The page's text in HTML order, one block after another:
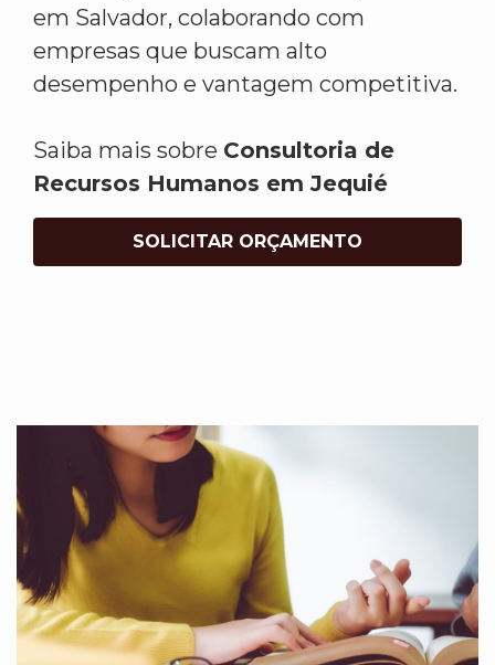
em Salvador, colaborando com
empresas que buscam alto
desempenho e vantagem competitiva.
Saiba mais sobre Consultoria de
Recursos Humanos em Jequié
SOLICITAR ORÇAMENTO